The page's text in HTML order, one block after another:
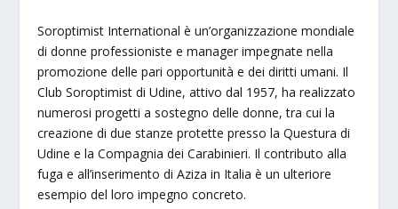
Soroptimist International è un’organizzazione mondiale
di donne professioniste e manager impegnate nella
promozione delle pari opportunità e dei diritti umani. Il
Club Soroptimist di Udine, attivo dal 1957, ha realizzato
numerosi progetti a sostegno delle donne, tra cui la
creazione di due stanze protette presso la Questura di
Udine e la Compagnia dei Carabinieri. Il contributo alla
fuga e all’inserimento di Aziza in Italia è un ulteriore
esempio del loro impegno concreto.